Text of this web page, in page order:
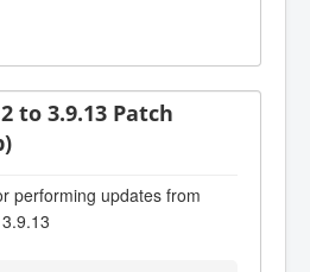
to 3.9.13 Patch
performing updates from